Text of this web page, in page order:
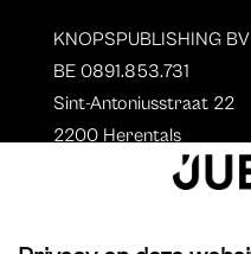
KNOPSPUBLISHING BV
BE 0891.853.731
Sint-Antoniusstraat 22
2200 Herentals